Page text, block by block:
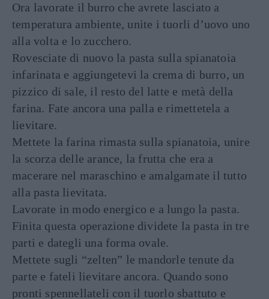
Ora lavorate il burro che avrete lasciato a
temperatura ambiente, unite i tuorli d’uovo uno
alla volta e lo zucchero.
Rovesciate di nuovo la pasta sulla spianatoia
infarinata e aggiungetevi la crema di burro, un
pizzico di sale, il resto del latte e metà della
farina. Fate ancora una palla e rimettetela a
lievitare.
Mettete la farina rimasta sulla spianatoia, unire
la scorza delle arance, la frutta che era a
macerare nel maraschino e amalgamate il tutto
alla pasta lievitata.
Lavorate in modo energico e a lungo la pasta.
Finita questa operazione dividete la pasta in tre
parti e dategli una forma ovale.
Mettete sugli “zelten” le mandorle tenute da
parte e fateli lievitare ancora. Quando sono
pronti spennellateli con il tuorlo sbattuto e